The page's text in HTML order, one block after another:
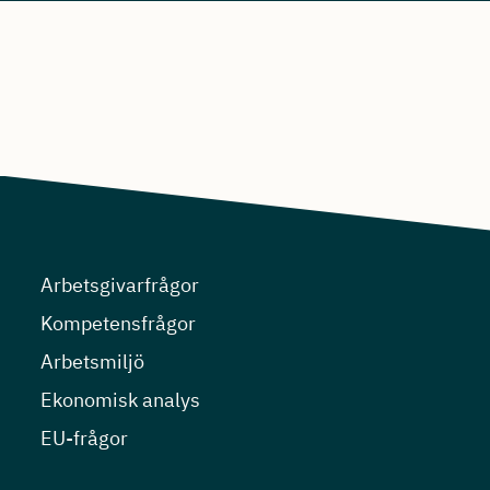
Arbetsgivarfrågor
Kompetensfrågor
Arbetsmiljö
Ekonomisk analys
EU-frågor